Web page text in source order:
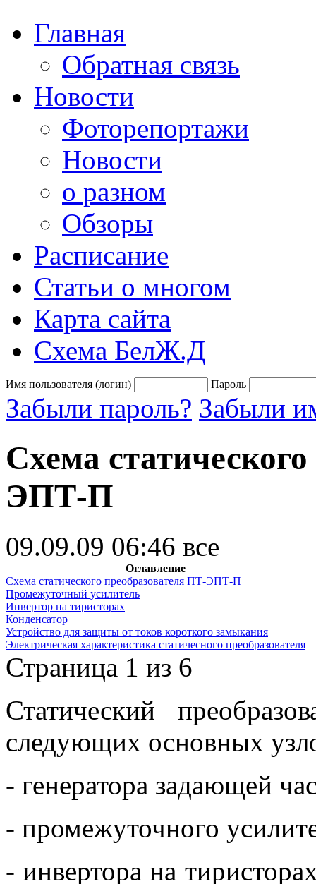
Главная
Обратная связь
Новости
Фоторепортажи
Новости
о разном
Обзоры
Расписание
Статьи о многом
Карта сайта
Схема БелЖ.Д
Имя пользователя (логин) Пароль
Забыли пароль? Забыли
Схема
ЭПТ-П
09.09.09 06:46 все
Оглавление
Схема статического преобразователя ПТ-ЭПТ-П
Промежуточный усилитель
Инвертор на тиристорах
Конденсатор
Устройство для защиты от токов короткого замыкания
Электрическая характеристика статичесного преобразователя
Страница 1 из 6
Статический
следующих основных
- генератора задающей
- промежуточного
- инвертора на